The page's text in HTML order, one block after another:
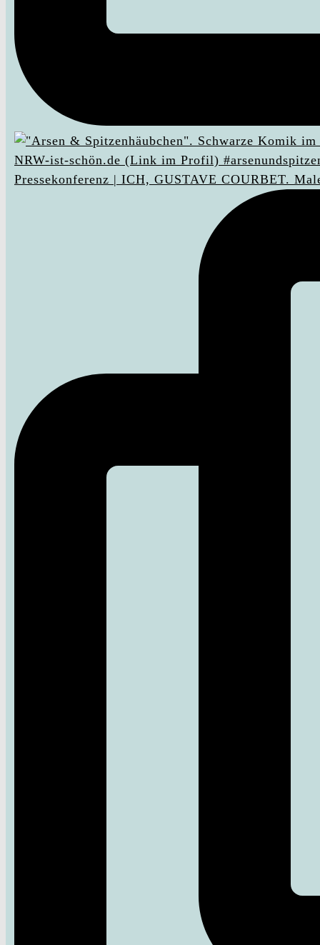
Pressekonferenz | ICH, GUSTAVE COURBET.